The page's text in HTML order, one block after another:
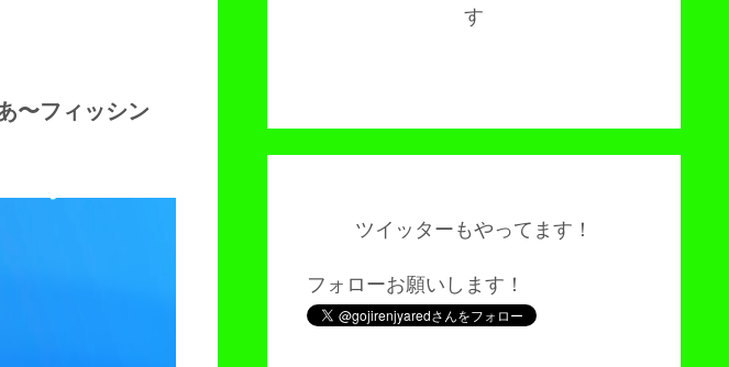
〜フィッシン
す
ツイッターもやってます！
フォローお願いします！